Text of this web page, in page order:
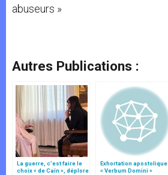
abuseurs »
Autres Publications :
La guerre, c’est faire le
choix « de Caïn », déplore
Exhortation apostolique
« Verbum Domini »